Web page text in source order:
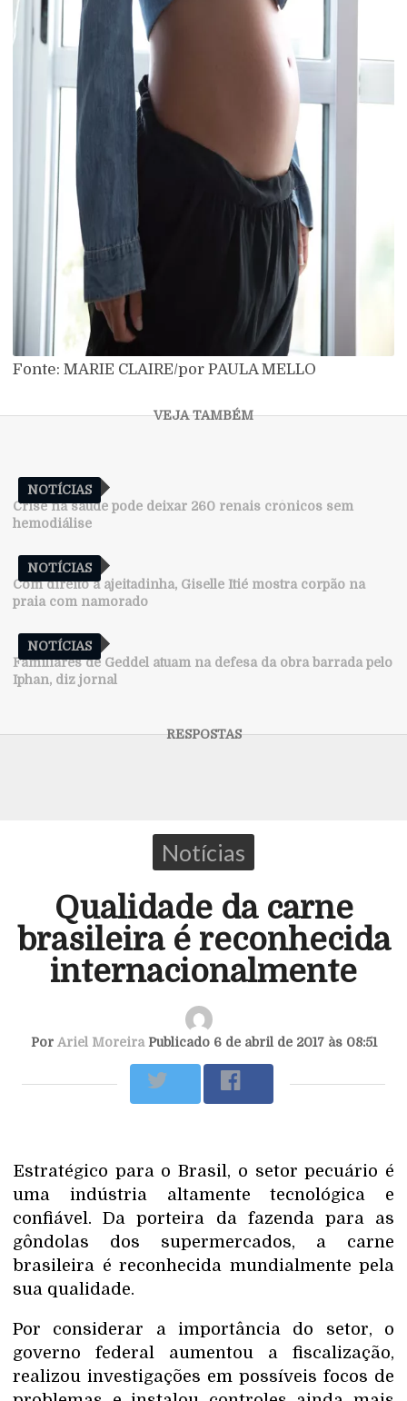
Fonte: MARIE CLAIRE/por PAULA MELLO
NOTÍCIAS
Crise na saúde pode deixar 260 renais crônicos sem
hemodiálise
NOTÍCIAS
Com direito a ajeitadinha, Giselle Itié mostra corpão na
praia com namorado
NOTÍCIAS
Familiares de Geddel atuam na defesa da obra barrada pelo
Iphan, diz jornal
Notícias
Qualidade da carne
brasileira é reconhecida
internacionalmente
Por Ariel MoreiraPublicado 6 de abril de 2017 às 08:51
Estratégico para o Brasil, o setor pecuário é
uma indústria altamente tecnológica e
confiável. Da porteira da fazenda para as
gôndolas dos supermercados, a carne
brasileira é reconhecida mundialmente pela
sua qualidade.
Por considerar a importância do setor, o
governo federal aumentou a fiscalização,
realizou investigações em possíveis focos de